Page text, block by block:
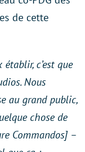
de cette
établir, c’est que
Nous
au grand public,
chose de
Commandos] –